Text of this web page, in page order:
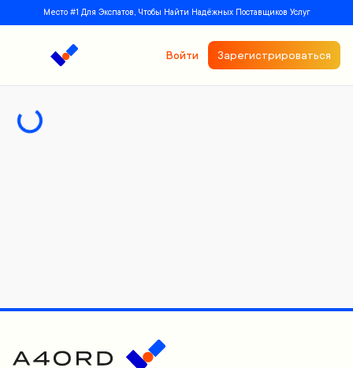
Место #1 Для Экспатов, Чтобы Найти Надёжных Поставщиков Услуг
Войти Зарегистрироваться